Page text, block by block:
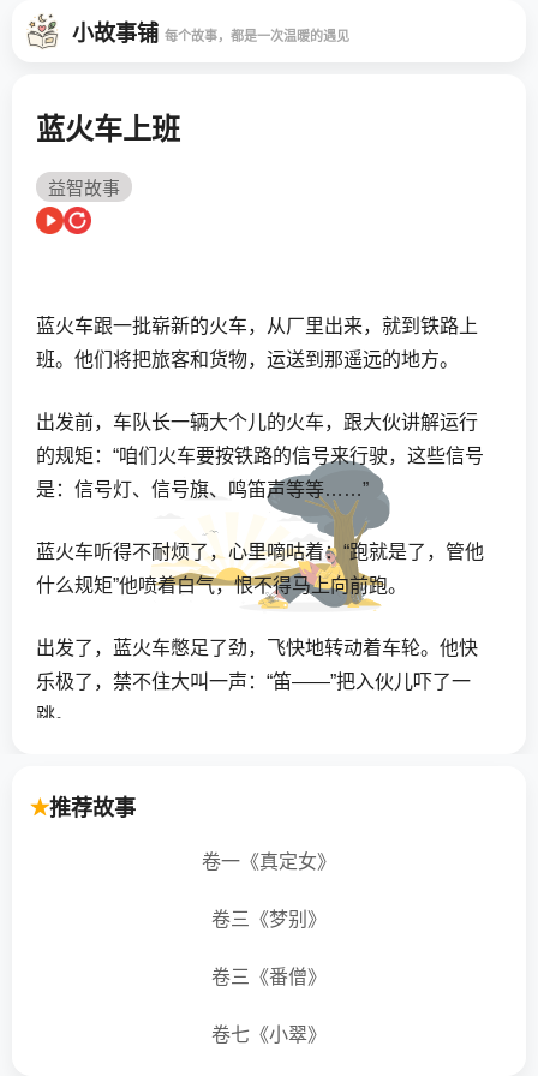
小故事铺 每个故事，都是一次温暖的遇见
蓝火车上班
益智故事
蓝火车跟一批崭新的火车，从厂里出来，就到铁路上
班。他们将把旅客和货物，运送到那遥远的地方。
出发前，车队长一辆大个儿的火车，跟大伙讲解运行
的规矩：“咱们火车要按铁路的信号来行驶，这些信号
是：信号灯、信号旗、鸣笛声等等……”
蓝火车听得不耐烦了，心里嘀咕着：“跑就是了，管他
什么规矩”他喷着白气，恨不得马上向前跑。
出发了，蓝火车憋足了劲，飞快地转动着车轮。他快
乐极了，禁不住大叫一声：“笛——”把入伙儿吓了一
跳。
门这么响，会影响人们的工作和学习。现在只能拉风
蓝火车拉响风笛，发出柔和的叫声。车队长也拉了一
赶紧停了下来。过一会儿，他低沉地叫了两声“笛——
推荐故事
卷一《真定女》
卷三《梦别》
卷三《番僧》
卷七《小翠》